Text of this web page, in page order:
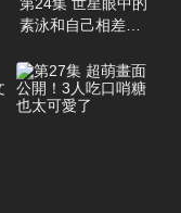
素泳和自己相差甚